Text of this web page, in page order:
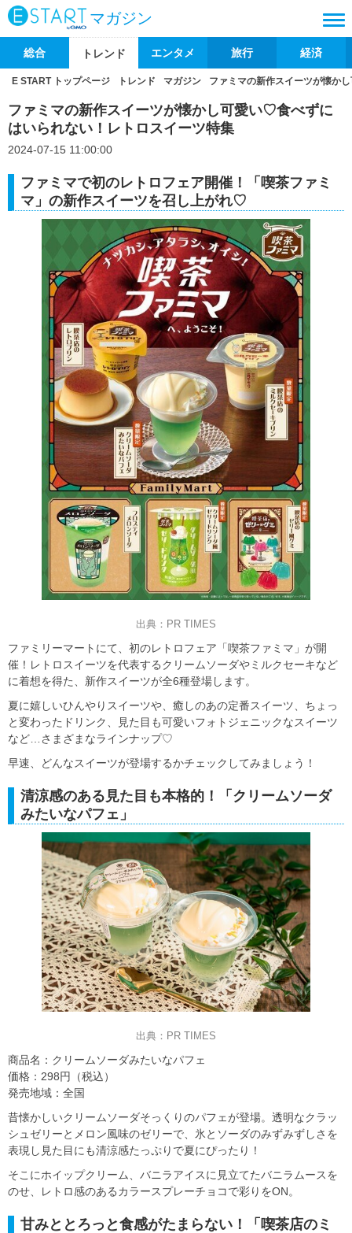
マガジン
総合 トレンド エンタメ 旅行 経済
E START トップページ トレンド マガジン ファミマの新作スイーツが懐か
ファミマの新作スイーツが懐かし可愛い♡食べずに
はいられない！レトロスイーツ特集
2024-07-15 11:00:00
ファミマで初のレトロフェア開催！「喫茶ファミ
マ」の新作スイーツを召し上がれ♡
出典：PR TIMES
ファミリーマートにて、初のレトロフェア「喫茶ファミマ」が開
催！レトロスイーツを代表するクリームソーダやミルクセーキなど
に着想を得た、新作スイーツが全6種登場します。
夏に嬉しいひんやりスイーツや、癒しのあの定番スイーツ、ちょっ
と変わったドリンク、見た目も可愛いフォトジェニックなスイーツ
など…さまざまなラインナップ♡
早速、どんなスイーツが登場するかチェックしてみましょう！
清涼感のある見た目も本格的！「クリームソーダ
みたいなパフェ」
出典：PR TIMES
商品名：クリームソーダみたいなパフェ
価格：298円（税込）
発売地域：全国
昔懐かしいクリームソーダそっくりのパフェが登場。透明なクラッ
シュゼリーとメロン風味のゼリーで、氷とソーダのみずみずしさを
表現し見た目にも清涼感たっぷりで夏にぴったり！
そこにホイップクリーム、バニラアイスに見立てたバニラムースを
のせ、レトロ感のあるカラースプレーチョコで彩りをON。
甘みととろっと食感がたまらない！「喫茶店のミ